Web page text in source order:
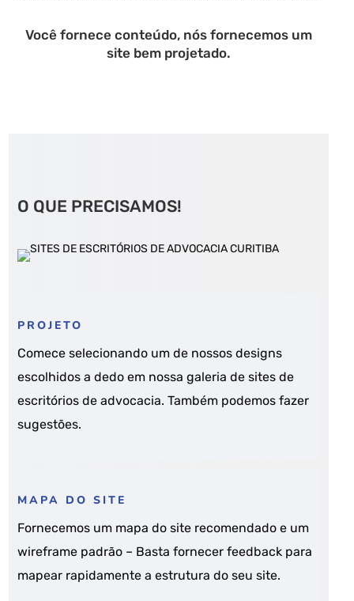
Você fornece conteúdo, nós fornecemos um
site bem projetado.
O QUE PRECISAMOS!
PROJETO
Comece selecionando um de nossos designs
escolhidos a dedo em nossa galeria de sites de
escritórios de advocacia.Também podemos fazer
sugestões.
MAPA DO SITE
Fornecemos um mapa do site recomendado e um
wireframe padrão – Basta fornecer feedback para
mapear rapidamente a estrutura do seu site.